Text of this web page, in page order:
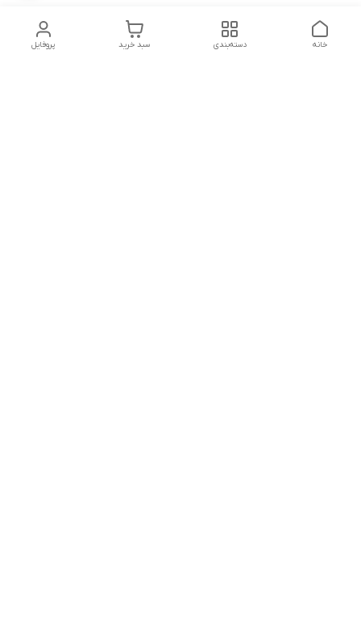
پروفایل سبد خرید دسته‌بندی خانه